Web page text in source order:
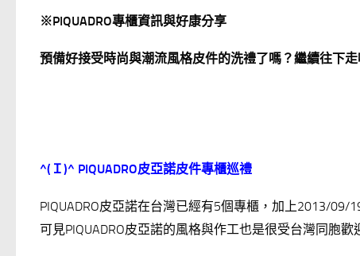
※PIQUADRO專櫃資訊與好康分享
預備好接受時尚與潮流風格皮件的洗禮了嗎？繼續往下走
^( Ｉ)^ PIQUADRO皮亞諾皮件專櫃巡禮
PIQUADRO皮亞諾在台灣已經有5個專櫃，加上2013/
可見PIQUADRO皮亞諾的風格與作工也是很受台灣同胞歡